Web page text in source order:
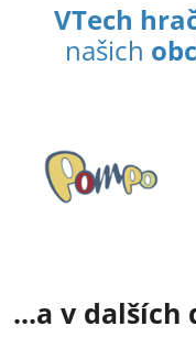
VTech
našich
...a v dalších